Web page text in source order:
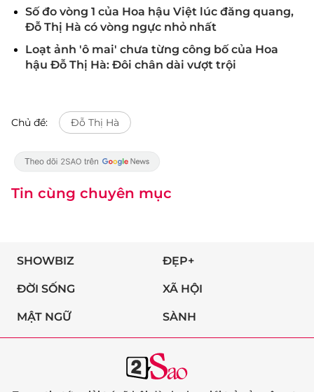
Số đo vòng 1 của Hoa hậu Việt lúc đăng quang,
Đỗ Thị Hà có vòng ngực nhỏ nhất
Loạt ảnh 'ô mai' chưa từng công bố của Hoa
hậu Đỗ Thị Hà: Đôi chân dài vượt trội
Chủ đề: Đỗ Thị Hà
Tin cùng chuyên mục
SHOWBIZ ĐẸP+
ĐỜI SỐNG XÃ HỘI
MẬT NGỮ SÀNH